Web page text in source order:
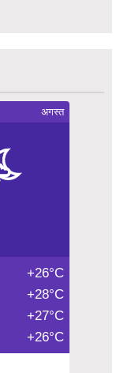
अगस्त
+26°C
+28°C
+27°C
+26°C